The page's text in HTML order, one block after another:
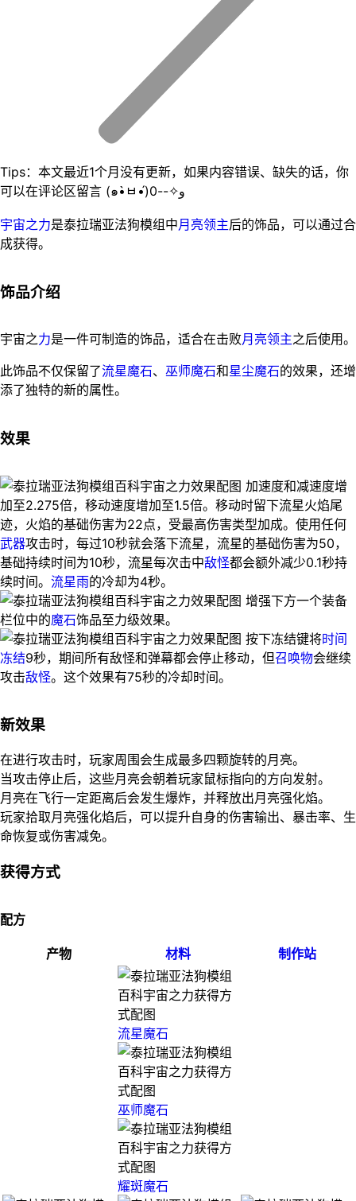
Tips：本文最近1个月没有更新，如果内容错误、缺失的话，你
可以在评论区留言 (๑•̀ㅂ•́)و✧--0
宇宙之力是泰拉瑞亚法狗模组中月亮领主后的饰品，可以通过合
成获得。
饰品介绍
宇宙之力是一件可制造的饰品，适合在击败月亮领主之后使用。
此饰品不仅保留了流星魔石、 巫师魔石和星尘魔石的效果，还增
添了独特的新的属性。
效果
加速度和减速度增
加至2.275倍，移动速度增加至1.5倍。移动时留下流星火焰尾
迹，火焰的基础伤害为22点，受最高伤害类型加成。使用任何
武器攻击时，每过10秒就会落下流星，流星的基础伤害为50，
基础持续时间为10秒，流星每次击中敌怪都会额外减少0.1秒持
续时间。 流星雨的冷却为4秒。
增强下方一个装备
栏位中的魔石饰品至力级效果。
按下冻结键将时间
冻结9秒，期间所有敌怪和弹幕都会停止移动，但召唤物会继续
攻击敌怪。这个效果有75秒的冷却时间。
新效果
在进行攻击时，玩家周围会生成最多四颗旋转的月亮。
当攻击停止后，这些月亮会朝着玩家鼠标指向的方向发射。
月亮在飞行一定距离后会发生爆炸，并释放出月亮强化焰。
玩家拾取月亮强化焰后，可以提升自身的伤害输出、暴击率、生
命恢复或伤害减免。
获得方式
配方
产物 材料 制作站
流星魔石
巫师魔石
耀斑魔石